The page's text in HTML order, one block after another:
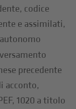
codice
e assimilati,
versamento
precedente
acconto,
1020 a titolo